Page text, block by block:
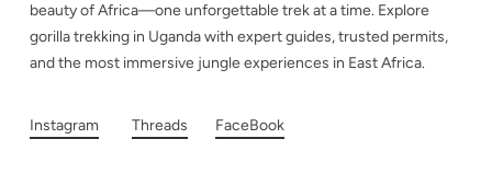
beauty of Africa—one unforgettable trek at a time. Explore
gorilla trekking in Uganda with expert guides, trusted permits,
and the most immersive jungle experiences in East Africa.
Instagram Threads FaceBook